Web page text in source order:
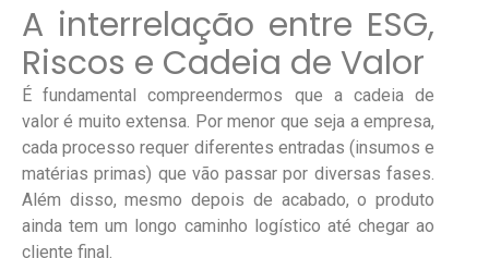
A interrelação entre ESG,
Riscos e Cadeia de Valor
É fundamental compreendermos que a cadeia de
valor é muito extensa. Por menor que seja a empresa,
cada processo requer diferentes entradas (insumos e
matérias primas) que vão passar por diversas fases.
Além disso, mesmo depois de acabado, o produto
ainda tem um longo caminho logístico até chegar ao
cliente final.